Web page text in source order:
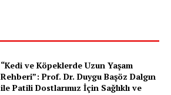
“Kedi ve Köpeklerde Uzun Yaşam
Rehberi”: Prof. Dr. Duygu Başöz Dalgın
ile Patili Dostlarımız İçin Sağlıklı ve